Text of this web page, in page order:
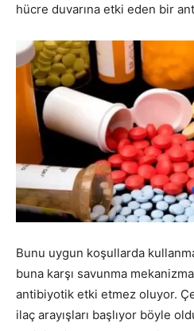
hücre duvarına etki eden bir
Bunu uygun koşullarda
buna karşı savunma
antibiyotik etki etmez oluyor.
ilaç arayışları başlıyor böyle